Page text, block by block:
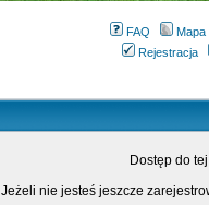
FAQ Mapa
Rejestracja
Dostęp do
Jeżeli nie jesteś jeszcze